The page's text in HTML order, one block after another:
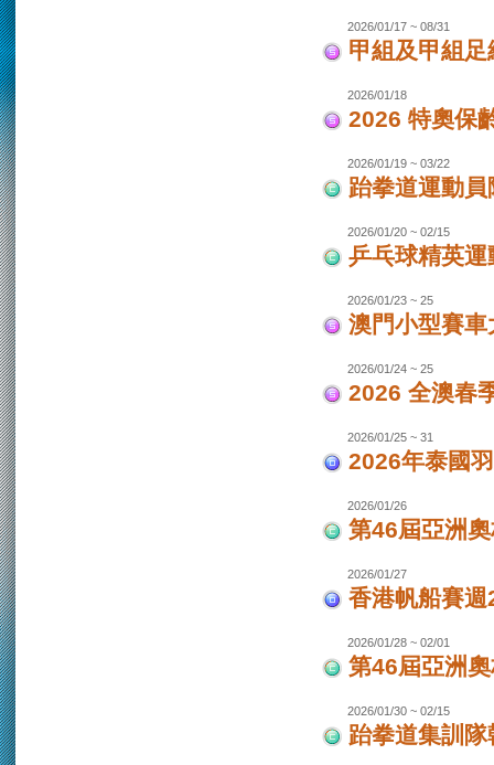
2026/01/17 ~ 08/31
甲組及甲組
2026/01/18
2026 特奧保
2026/01/19 ~ 03/22
跆拳道運動
2026/01/20 ~ 02/15
乒乓球精英
2026/01/23 ~ 25
澳門小型賽
2026/01/24 ~ 25
2026 全澳春
2026/01/25 ~ 31
2026年泰國
2026/01/26
第46屆亞洲
2026/01/27
香港帆船賽
2026/01/28 ~ 02/01
第46屆亞洲
2026/01/30 ~ 02/15
跆拳道集訓